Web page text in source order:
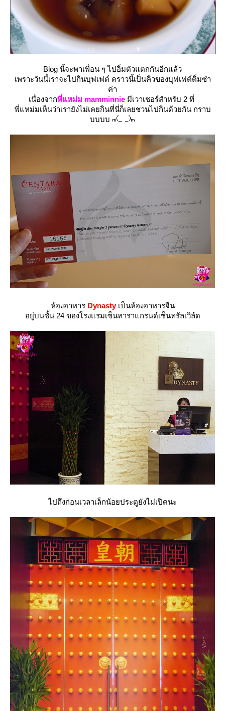
Blog นี้จะพาเพื่อน ๆ ไปอิ่มตัวแตกกันอีกแล้ว
เพราะวันนี้เราจะไปกินบุฟเฟต์ คราวนี้เป็นคิวของบุฟเฟต์ติ่มซำ
ค่า
เนื่องจากพี่แหม่ม mamminnie มีเวาเชอร์สำหรับ 2 ที่
พี่แหม่มเห็นว่าเรายังไม่เคยกินที่นี่ก็เลยชวนไปกินด้วยกัน กราบ
บบบบ
ห้องอาหาร Dynasty เป็นห้องอาหารจีน
อยู่บนชั้น 24 ของโรงแรมเซ็นทาราแกรนด์เซ็นทรัลเวิล์ด
ไปถึงก่อนเวลาเล็กน้อยประตูยังไม่เปิดนะ